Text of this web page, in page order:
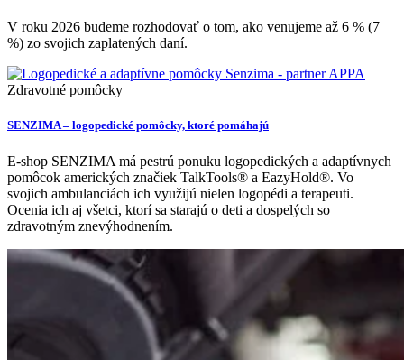
V roku 2026 budeme rozhodovať o tom, ako venujeme až 6 % (7
%) zo svojich zaplatených daní.
Zdravotné pomôcky
SENZIMA – logopedické pomôcky, ktoré pomáhajú
E-shop SENZIMA má pestrú ponuku logopedických a adaptívnych
pomôcok amerických značiek TalkTools® a EazyHold®. Vo
svojich ambulanciách ich využijú nielen logopédi a terapeuti.
Ocenia ich aj všetci, ktorí sa starajú o deti a dospelých so
zdravotným znevýhodnením.